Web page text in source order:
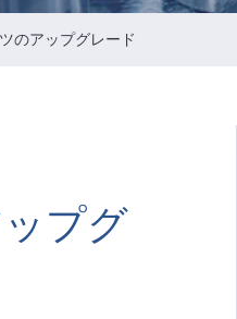
のアップグレード
プグ